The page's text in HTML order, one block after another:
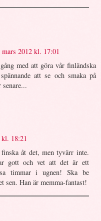
mars 2012 kl. 17:01
med att göra vår finländska
att se och smaka på
kl. 18:21
åt det, men tyvärr inte.
gott och vet att det är ett
timmar i ugnen! Ska be
sen. Han är memma-fantast!